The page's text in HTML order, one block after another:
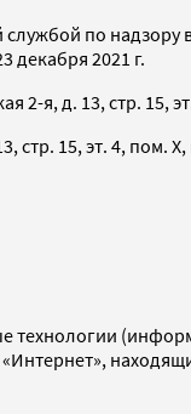
по
декабря 2021 г.
2-я, д. 13, стр. 15,
стр. 15, эт. 4, пом. X,